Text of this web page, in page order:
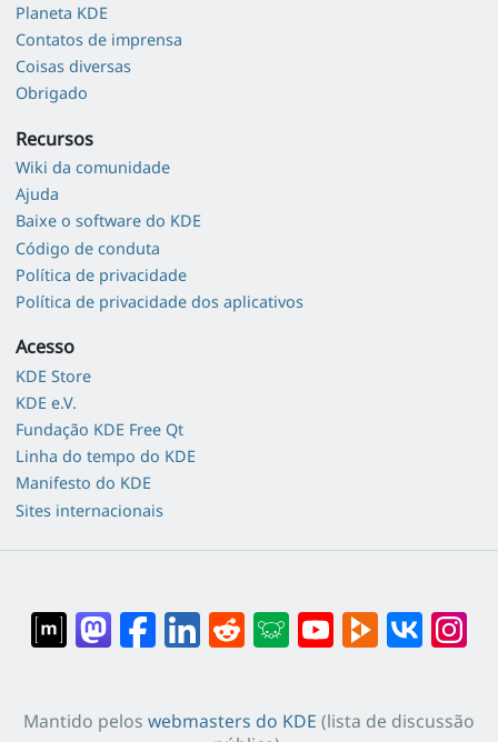
Planeta KDE
Contatos de imprensa
Coisas diversas
Obrigado
Recursos
Wiki da comunidade
Ajuda
Baixe o software do KDE
Código de conduta
Política de privacidade
Política de privacidade dos aplicativos
Acesso
KDE Store
KDE e.V.
Fundação KDE Free Qt
Linha do tempo do KDE
Manifesto do KDE
Sites internacionais
Mantido pelos webmasters do KDE (lista de discussão